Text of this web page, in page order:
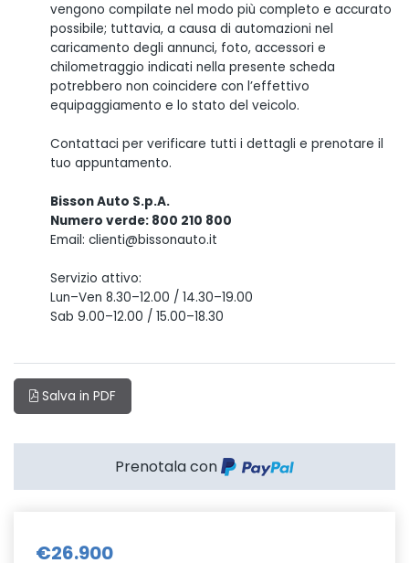
vengono compilate nel modo più completo e accurato
possibile; tuttavia, a causa di automazioni nel
caricamento degli annunci, foto, accessori e
chilometraggio indicati nella presente scheda
potrebbero non coincidere con l’effettivo
equipaggiamento e lo stato del veicolo.
Contattaci per verificare tutti i dettagli e prenotare il
tuo appuntamento.
Bisson Auto S.p.A.
Numero verde: 800 210 800
Email: clienti@bissonauto.it
Servizio attivo:
Lun–Ven 8.30–12.00 / 14.30–19.00
Sab 9.00–12.00 / 15.00–18.30
Salva in PDF
Prenotala con
€26.900